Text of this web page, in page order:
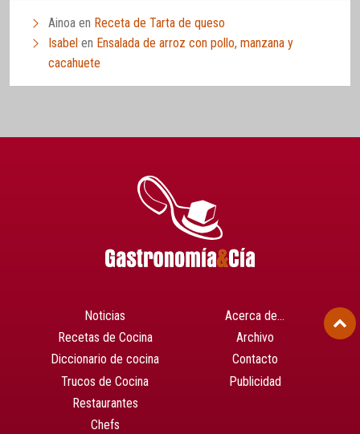
Ainoa en Receta de Tarta de queso
Isabel en Ensalada de arroz con pollo, manzana y
cacahuete
Noticias
Recetas de Cocina
Diccionario de cocina
Trucos de Cocina
Restaurantes
Chefs
Acerca de…
Archivo
Contacto
Publicidad